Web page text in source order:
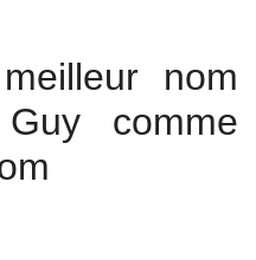
nom
comme